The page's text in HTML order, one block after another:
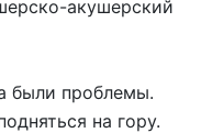
акушерский
были проблемы.
на гору.